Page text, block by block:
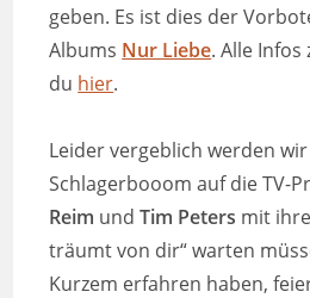
geben. Es ist dies der
Albums Nur Liebe. Alle
du hier.
Leider vergeblich werden
Schlagerbooom auf die TV-
Reim undTim Peters mit
träumt von dir“ warten
Kurzem erfahren haben,